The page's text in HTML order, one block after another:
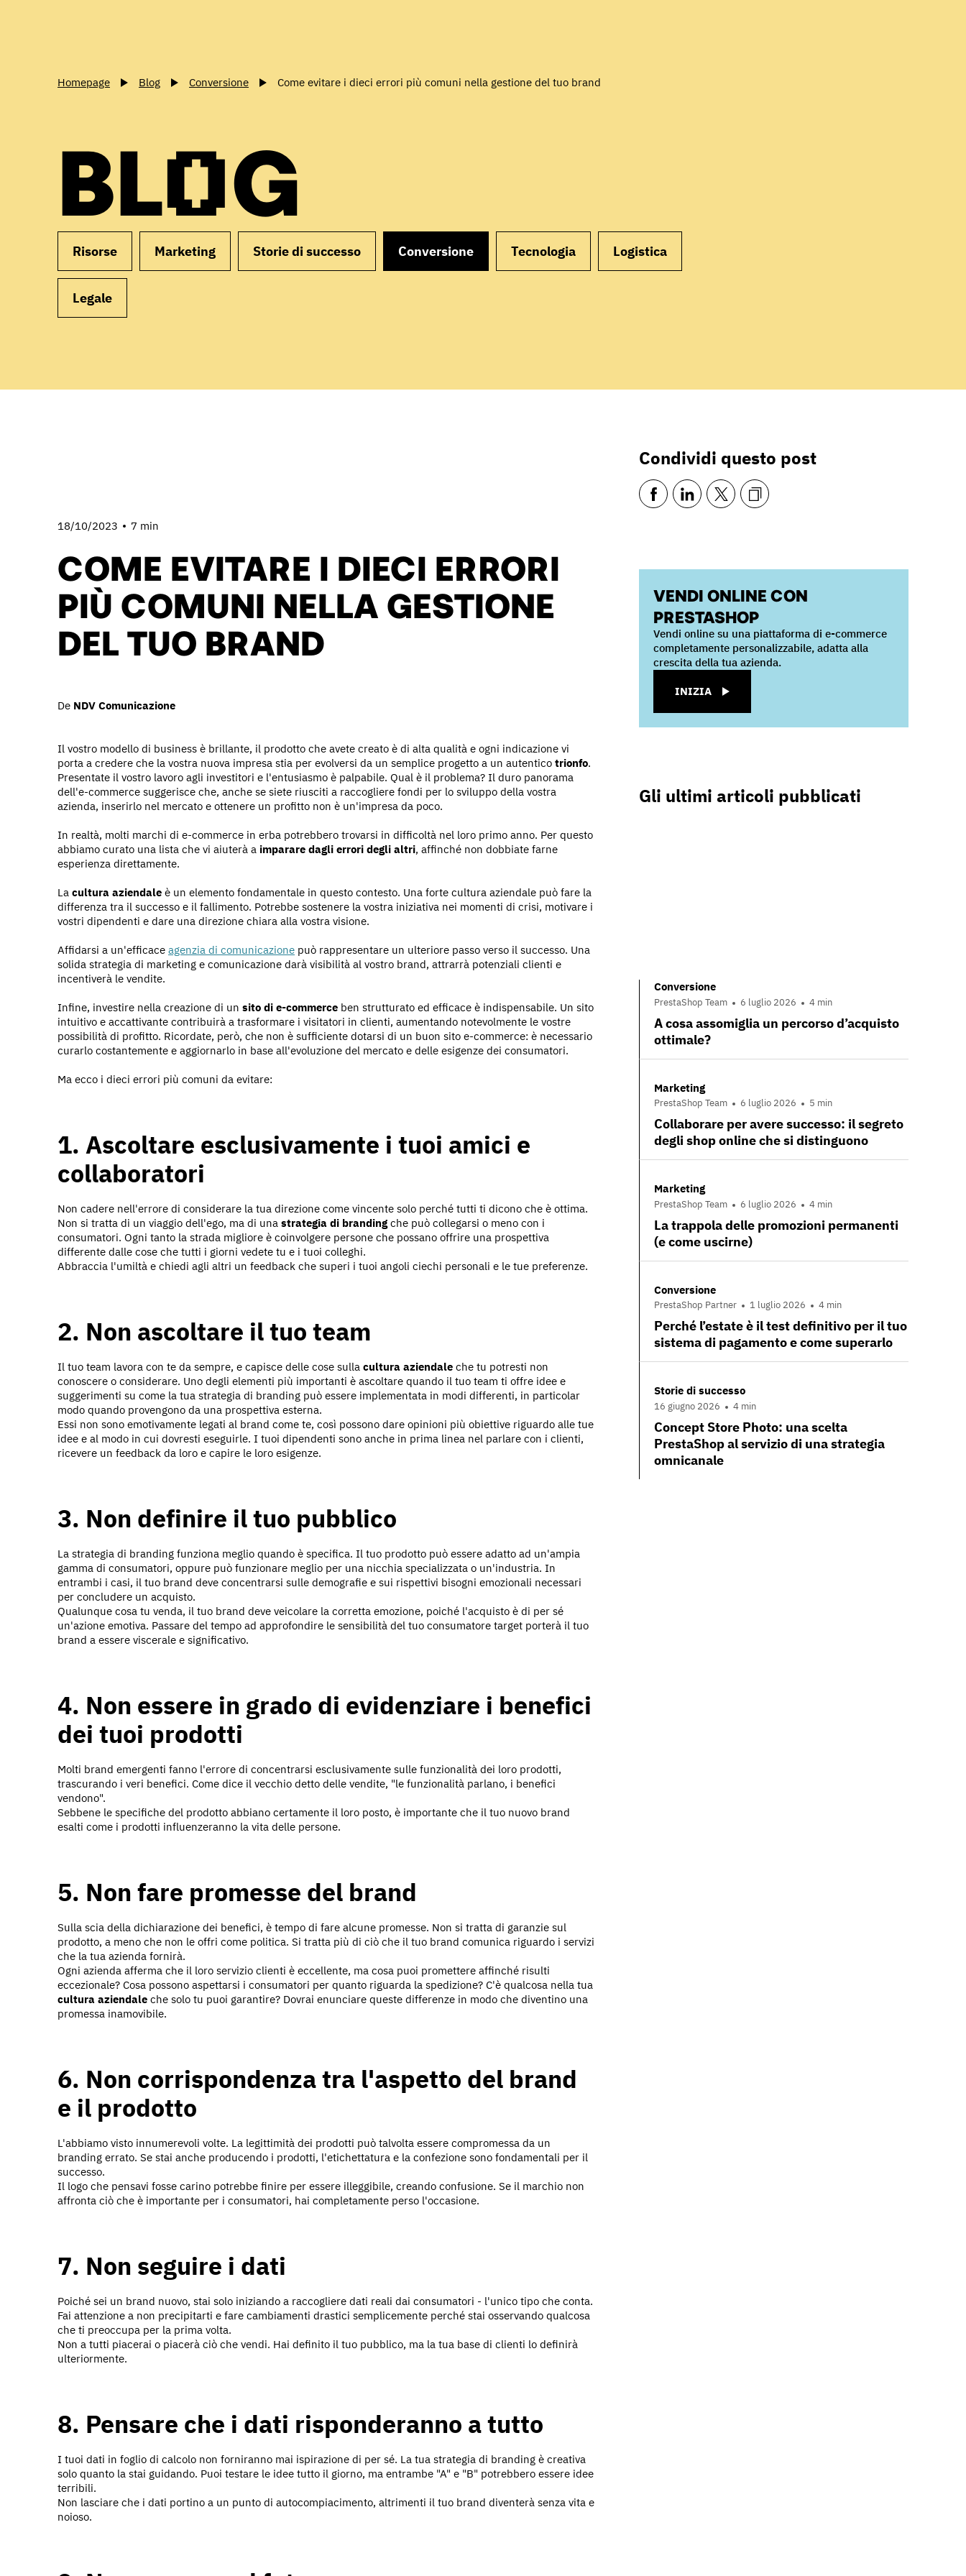
Homepage Blog Conversione Come evitare i dieci errori più comuni nella gestione del tuo brand
BLOG
Risorse Marketing Storie di successo Conversione Tecnologia Logistica
Legale
18/10/2023 7 min
COME EVITARE I DIECI ERRORI
PIÙ COMUNI NELLA GESTIONE
DEL TUO BRAND
De NDV Comunicazione
Il vostro modello di business è brillante, il prodotto che avete creato è di alta qualità e ogni indicazione vi
porta a credere che la vostra nuova impresa stia per evolversi da un semplice progetto a un autentico trionfo.
Presentate il vostro lavoro agli investitori e l'entusiasmo è palpabile. Qual è il problema? Il duro panorama
dell'e-commerce suggerisce che, anche se siete riusciti a raccogliere fondi per lo sviluppo della vostra
azienda, inserirlo nel mercato e ottenere un profitto non è un'impresa da poco.
In realtà, molti marchi di e-commerce in erba potrebbero trovarsi in difficoltà nel loro primo anno. Per questo
abbiamo curato una lista che vi aiuterà a imparare dagli errori degli altri, affinché non dobbiate farne
esperienza direttamente.
La cultura aziendale è un elemento fondamentale in questo contesto. Una forte cultura aziendale può fare la
differenza tra il successo e il fallimento. Potrebbe sostenere la vostra iniziativa nei momenti di crisi, motivare i
vostri dipendenti e dare una direzione chiara alla vostra visione.
Affidarsi a un'efficace agenzia di comunicazione può rappresentare un ulteriore passo verso il successo. Una
solida strategia di marketing e comunicazione darà visibilità al vostro brand, attrarrà potenziali clienti e
incentiverà le vendite.
Infine, investire nella creazione di un sito di e-commerce ben strutturato ed efficace è indispensabile. Un sito
intuitivo e accattivante contribuirà a trasformare i visitatori in clienti, aumentando notevolmente le vostre
possibilità di profitto. Ricordate, però, che non è sufficiente dotarsi di un buon sito e-commerce: è necessario
curarlo costantemente e aggiornarlo in base all'evoluzione del mercato e delle esigenze dei consumatori.
Ma ecco i dieci errori più comuni da evitare:
1. Ascoltare esclusivamente i tuoi amici e
collaboratori
Non cadere nell'errore di considerare la tua direzione come vincente solo perché tutti ti dicono che è ottima.
Non si tratta di un viaggio dell'ego, ma di una strategia di brandingche può collegarsi o meno con i
consumatori. Ogni tanto la strada migliore è coinvolgere persone che possano offrire una prospettiva
differente dalle cose che tutti i giorni vedete tu e i tuoi colleghi.
Abbraccia l'umiltà e chiedi agli altri un feedback che superi i tuoi angoli ciechi personali e le tue preferenze.
2. Non ascoltare il tuo team
Il tuo team lavora con te da sempre, e capisce delle cose sulla cultura aziendale che tu potresti non
conoscere o considerare. Uno degli elementi più importanti è ascoltare quando il tuo team ti offre idee e
suggerimenti su come la tua strategia di branding può essere implementata in modi differenti, in particolar
modo quando provengono da una prospettiva esterna.
Essi non sono emotivamente legati al brand come te, così possono dare opinioni più obiettive riguardo alle tue
idee e al modo in cui dovresti eseguirle. I tuoi dipendenti sono anche in prima linea nel parlare con i clienti,
ricevere un feedback da loro e capire le loro esigenze.
3. Non definire il tuo pubblico
La strategia di branding funziona meglio quando è specifica. Il tuo prodotto può essere adatto ad un'ampia
gamma di consumatori, oppure può funzionare meglio per una nicchia specializzata o un'industria. In
entrambi i casi, il tuo brand deve concentrarsi sulle demografie e sui rispettivi bisogni emozionali necessari
per concludere un acquisto.
Qualunque cosa tu venda, il tuo brand deve veicolare la corretta emozione, poiché l'acquisto è di per sé
un'azione emotiva. Passare del tempo ad approfondire le sensibilità del tuo consumatore target porterà il tuo
brand a essere viscerale e significativo.
4. Non essere in grado di evidenziare i benefici
dei tuoi prodotti
Molti brand emergenti fanno l'errore di concentrarsi esclusivamente sulle funzionalità dei loro prodotti,
trascurando i veri benefici. Come dice il vecchio detto delle vendite, "le funzionalità parlano, i benefici
vendono".
Sebbene le specifiche del prodotto abbiano certamente il loro posto, è importante che il tuo nuovo brand
esalti come i prodotti influenzeranno la vita delle persone.
5. Non fare promesse del brand
Sulla scia della dichiarazione dei benefici, è tempo di fare alcune promesse. Non si tratta di garanzie sul
prodotto, a meno che non le offri come politica. Si tratta più di ciò che il tuo brand comunica riguardo i servizi
che la tua azienda fornirà.
Ogni azienda afferma che il loro servizio clienti è eccellente, ma cosa puoi promettere affinché risulti
eccezionale? Cosa possono aspettarsi i consumatori per quanto riguarda la spedizione? C'è qualcosa nella tua
cultura aziendale che solo tu puoi garantire? Dovrai enunciare queste differenze in modo che diventino una
promessa inamovibile.
6. Non corrispondenza tra l'aspetto del brand
e il prodotto
L'abbiamo visto innumerevoli volte. La legittimità dei prodotti può talvolta essere compromessa da un
branding errato. Se stai anche producendo i prodotti, l'etichettatura e la confezione sono fondamentali per il
successo.
Il logo che pensavi fosse carino potrebbe finire per essere illeggibile, creando confusione. Se il marchio non
affronta ciò che è importante per i consumatori, hai completamente perso l'occasione.
7. Non seguire i dati
Poiché sei un brand nuovo, stai solo iniziando a raccogliere dati reali dai consumatori - l'unico tipo che conta.
Fai attenzione a non precipitarti e fare cambiamenti drastici semplicemente perché stai osservando qualcosa
che ti preoccupa per la prima volta.
Non a tutti piacerai o piacerà ciò che vendi. Hai definito il tuo pubblico, ma la tua base di clienti lo definirà
ulteriormente.
8. Pensare che i dati risponderanno a tutto
I tuoi dati in foglio di calcolo non forniranno mai ispirazione di per sé. La tua strategia di branding è creativa
solo quanto la stai guidando. Puoi testare le idee tutto il giorno, ma entrambe "A" e "B" potrebbero essere idee
terribili.
Non lasciare che i dati portino a un punto di autocompiacimento, altrimenti il tuo brand diventerà senza vita e
noioso.
Condividi questo post
VENDI ONLINE CON
PRESTASHOP
Vendi online su una piattaforma di e-commerce
completamente personalizzabile, adatta alla
crescita della tua azienda.
INIZIA
Gli ultimi articoli pubblicati
Conversione
PrestaShop Team 6 luglio 2026 4 min
A cosa assomiglia un percorso d’acquisto
ottimale?
Marketing
PrestaShop Team 6 luglio 2026 5 min
Collaborare per avere successo: il segreto
degli shop online che si distinguono
Marketing
PrestaShop Team 6 luglio 2026 4 min
La trappola delle promozioni permanenti
(e come uscirne)
Conversione
PrestaShop Partner 1 luglio 2026 4 min
Perché l’estate è il test definitivo per il tuo
sistema di pagamento e come superarlo
Storie di successo
16 giugno 2026 4 min
Concept Store Photo: una scelta
PrestaShop al servizio di una strategia
omnicanale